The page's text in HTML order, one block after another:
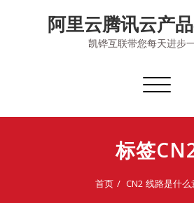
阿里云腾讯云产
凯铧互联带您每天进步
切
导
标签
首页 CN2 线路是什么